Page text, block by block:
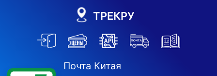
ТРЕКРУ
Почта Китая